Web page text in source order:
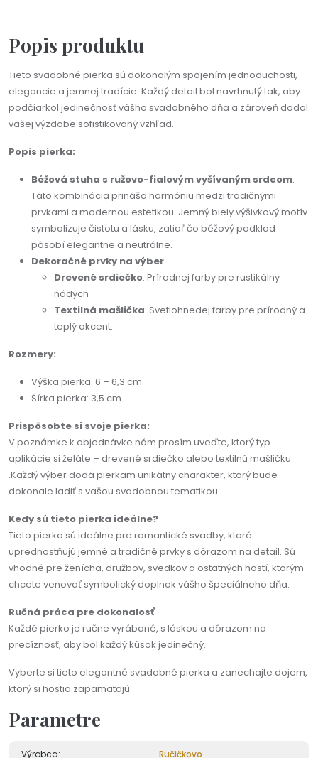
Popis produktu
Tieto svadobné pierka sú dokonalým spojením jednoduchosti,
elegancie a jemnej tradície. Každý detail bol navrhnutý tak, aby
podčiarkol jedinečnosť vášho svadobného dňa a zároveň dodal
vašej výzdobe sofistikovaný vzhľad.
Popis pierka:
Béžová stuha s ružovo-fialovým vyšívaným srdcom:
Táto kombinácia prináša harmóniu medzi tradičnými
prvkami a modernou estetikou. Jemný biely výšivkový motív
symbolizuje čistotu a lásku, zatiaľ čo béžový podklad
pôsobí elegantne a neutrálne.
Dekoračné prvky na výber:
Drevené srdiečko: Prírodnej farby pre rustikálny
nádych
Textilná mašlička: Svetlohnedej farby pre prírodný a
teplý akcent.
Rozmery:
Výška pierka: 6 – 6,3 cm
Šírka pierka: 3,5 cm
Prispôsobte si svoje pierka:
V poznámke k objednávke nám prosím uveďte, ktorý typ
aplikácie si želáte – drevené srdiečko alebo textilnú mašličku
.Každý výber dodá pierkam unikátny charakter, ktorý bude
dokonale ladiť s vašou svadobnou tematikou.
Kedy sú tieto pierka ideálne?
Tieto pierka sú ideálne pre romantické svadby, ktoré
uprednostňujú jemné a tradičné prvky s dôrazom na detail. Sú
vhodné pre ženícha, družbov, svedkov a ostatných hostí, ktorým
chcete venovať symbolický doplnok vášho špeciálneho dňa.
Ručná práca pre dokonalosť
Každé pierko je ručne vyrábané, s láskou a dôrazom na
precíznosť, aby bol každý kúsok jedinečný.
Vyberte si tieto elegantné svadobné pierka a zanechajte dojem,
ktorý si hostia zapamätajú.
Parametre
Výrobca: Ručičkovo